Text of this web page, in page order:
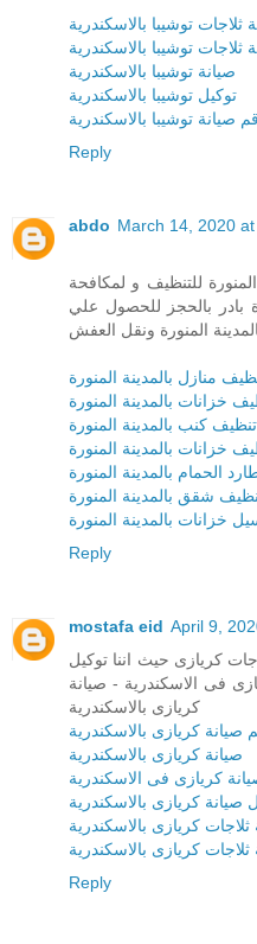
ثلاجات توشيبا بالاسكندرية
ثلاجات توشيبا بالاسكندرية
صيانة توشيبا بالاسكندرية
توكيل توشيبا بالاسكندرية
صيانة توشيبا بالاسكندرية
Reply
abdo March 14, 2020
للتنظيف و لمكافحة
بادر بالحجز للحصول علي
منازل بالمدينة المنورة
خزانات بالمدينة المنورة
كنب بالمدينة المنورة
خزانات بالمدينة المنورة
الحمام بالمدينة المنورة
شقق بالمدينة المنورة
خزانات بالمدينة المنورة
Reply
mostafa eid April 9,
كريازى حيث اننا توكيل
فى الاسكندرية - صيانة
كريازى بالاسكندرية
صيانة كريازى بالاسكندرية
صيانة كريازى بالاسكندرية
كريازى فى الاسكندرية
صيانة كريازى بالاسكندرية
كريازى بالاسكندرية
ثلاجات كريازى بالاسكندرية
Reply